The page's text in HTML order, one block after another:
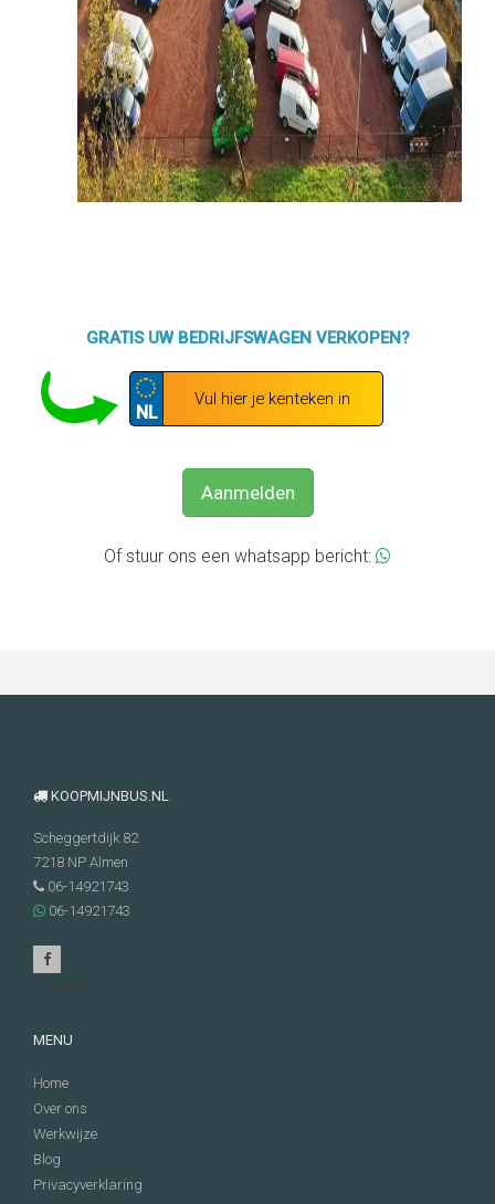
GRATIS UW BEDRIJFSWAGEN VERKOPEN?
NL
Aanmelden
Of stuur ons een whatsapp bericht:
KOOPMIJNBUS.NL
Scheggertdijk 82
7218 NP Almen
06-14921743
06-14921743
MENU
Home
Over ons
Werkwijze
Blog
Privacyverklaring